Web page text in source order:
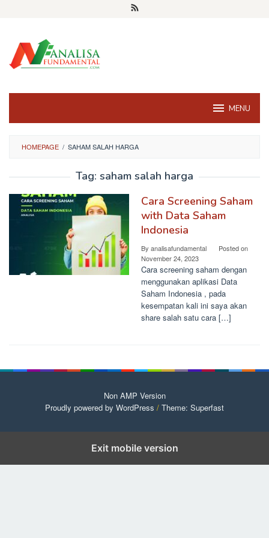
MENU
HOMEPAGE / SAHAM SALAH HARGA
Tag: saham salah harga
Cara Screening Saham
with Data Saham
Indonesia
By analisafundamental
Posted on
November 24, 2023
Cara screening saham dengan
menggunakan aplikasi Data
Saham Indonesia , pada
kesempatan kali ini saya akan
share salah satu cara […]
Non AMP Version
Proudly powered by WordPress / Theme: Superfast
Exit mobile version